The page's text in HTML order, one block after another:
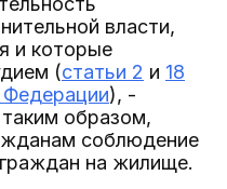
власти,
и которые
(статьи 2 и 18
Федерации), -
образом,
соблюдение
на жилище.